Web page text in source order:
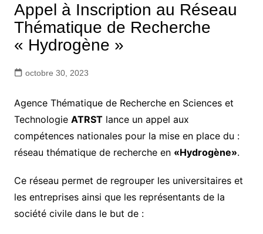
Appel à Inscription au Réseau
Thématique de Recherche
« Hydrogène »
octobre 30, 2023
Agence Thématique de Recherche en Sciences et
Technologie ATRSTlance un appel aux
compétences nationales pour la mise en place du :
réseau thématique de recherche en «Hydrogène».
Ce réseau permet de regrouper les universitaires et
les entreprises ainsi que les représentants de la
société civile dans le but de :